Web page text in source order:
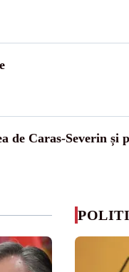
de Caras-Severin și